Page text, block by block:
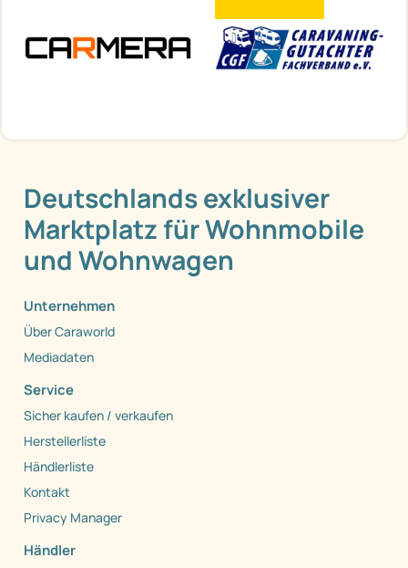
Deutschlands exklusiver
Marktplatz für Wohnmobile
und Wohnwagen
Unternehmen
Über Caraworld
Mediadaten
Service
Sicher kaufen / verkaufen
Herstellerliste
Händlerliste
Kontakt
Privacy Manager
Händler